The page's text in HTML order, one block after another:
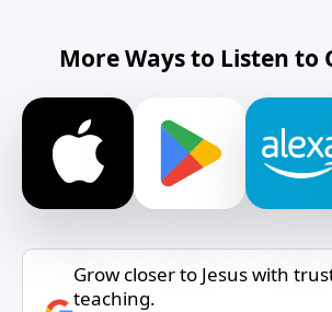
More Ways to Listen to
Grow closer to Jesus with
teaching.